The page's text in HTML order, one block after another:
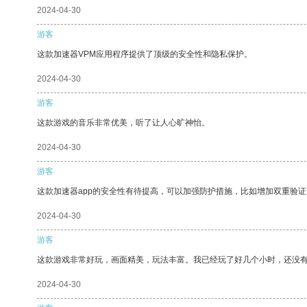
2024-04-30
游客
这款加速器VPM应用程序提供了顶级的安全性和隐私保护。
2024-04-30
游客
这款游戏的音乐非常优美，听了让人心旷神怡。
2024-04-30
游客
这款加速器app的安全性有待提高，可以加强防护措施，比如增加双重验证
2024-04-30
游客
这款游戏非常好玩，画面精美，玩法丰富。我已经玩了好几个小时，还没有
2024-04-30